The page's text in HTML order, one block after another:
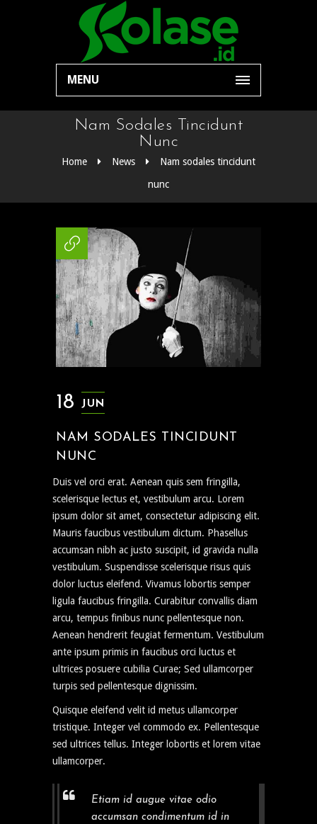
MENU
Nam Sodales Tincidunt
Nunc
Home News
Nam sodales tincidunt
nunc
18 JUN
NAM SODALES TINCIDUNT
NUNC
Duis vel orci erat. Aenean quis sem fringilla,
scelerisque lectus et, vestibulum arcu. Lorem
ipsum dolor sit amet, consectetur adipiscing elit.
Mauris faucibus vestibulum dictum. Phasellus
accumsan nibh ac justo suscipit, id gravida nulla
vestibulum. Suspendisse scelerisque risus quis
dolor luctus eleifend. Vivamus lobortis semper
ligula faucibus fringilla. Curabitur convallis diam
arcu, tempus finibus nunc pellentesque non.
Aenean hendrerit feugiat fermentum. Vestibulum
ante ipsum primis in faucibus orci luctus et
ultrices posuere cubilia Curae; Sed ullamcorper
turpis sed pellentesque dignissim.
Quisque eleifend velit id metus ullamcorper
tristique. Integer vel commodo ex. Pellentesque
sed ultrices tellus. Integer lobortis et lorem vitae
ullamcorper.
Etiam id augue vitae odio
accumsan condimentum id in